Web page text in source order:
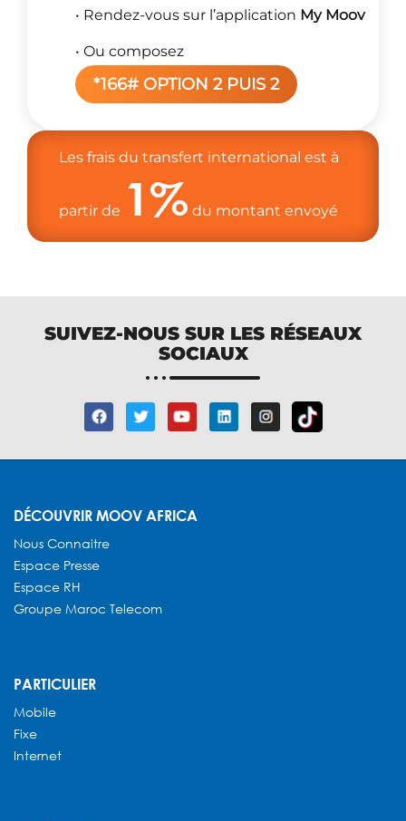
• Rendez-vous sur l’application My Moov
• Ou composez
*166# OPTION 2 PUIS 2
Les frais du transfert international est à
partir de 1% du montant envoyé
SUIVEZ-NOUS SUR LES RÉSEAUX
SOCIAUX
DÉCOUVRIR MOOV AFRICA
Nous Connaitre
Espace Presse
Espace RH
Groupe Maroc Telecom
PARTICULIER
Mobile
Fixe
Internet